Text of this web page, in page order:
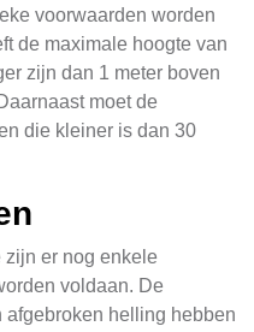
voorwaarden worden
de maximale hoogte van
zijn dan 1 meter boven
moet de
die kleiner is dan 30
zijn er nog enkele
voldaan. De
helling hebben